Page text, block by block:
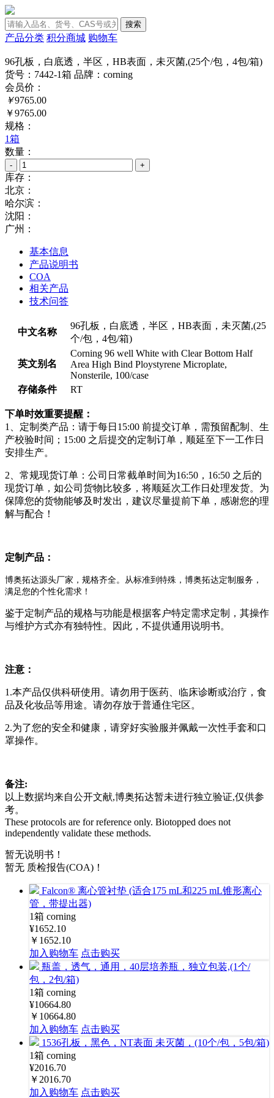
搜索
产品分类 积分商城 购物车
96孔板，白底透，半区，HB表面，未灭菌,(25个/包，4包/箱)
货号：7442-1箱 品牌：corning
会员价：
￥9765.00
￥9765.00
规格：
1箱
数量：
- +
库存：
北京：
哈尔滨：
沈阳：
广州：
基本信息
产品说明书
COA
相关产品
技术问答
中文名称
96孔板，白底透，半区，HB表面，未灭菌,(25
个/包，4包/箱)
英文别名
Corning 96 well White with Clear Bottom Half
Area High Bind Ploystyrene Microplate,
Nonsterile, 100/case
存储条件
RT
下单时效重要提醒：
1、定制类产品：请于每日15:00 前提交订单，需预留配制、生
产校验时间；15:00 之后提交的定制订单，顺延至下一工作日
安排生产。
2、常规现货订单：公司日常截单时间为16:50，16:50 之后的
现货订单，如公司货物比较多，将顺延次工作日处理发货。为
保障您的货物能够及时发出，建议尽量提前下单，感谢您的理
解与配合！
定制产品：
博奥拓达源头厂家，规格齐全。从标准到特殊，博奥拓达定制服务，
满足您的个性化需求！
鉴于定制产品的规格与功能是根据客户特定需求定制，其操作
与维护方式亦有独特性。因此，不提供通用说明书。
注意：
1.本产品仅供科研使用。请勿用于医药、临床诊断或治疗，食
品及化妆品等用途。请勿存放于普通住宅区。
2.为了您的安全和健康，请穿好实验服并佩戴一次性手套和口
罩操作。
备注:
以上数据均来自公开文献,博奥拓达暂未进行独立验证,仅供参
考。
These protocols are for reference only. Biotopped does not
independently validate these methods.
暂无说明书！
暂无 质检报告(COA)！
Falcon® 离心管衬垫 (适合175 mL和225 mL锥形离心
管，带提出器)
1箱 corning
¥1652.10
￥1652.10
加入购物车 点击购买
瓶盖，透气，通用，40层培养瓶，独立包装,(1个/
包，2包/箱)
1箱 corning
¥10664.80
￥10664.80
加入购物车 点击购买
1536孔板，黑色，NT表面 未灭菌，(10个/包，5包/箱)
1箱 corning
¥2016.70
￥2016.70
加入购物车 点击购买